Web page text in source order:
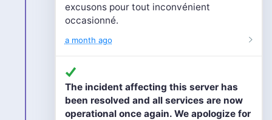
excusons pour tout inconvénient
occasionné.
a month ago
The incident affecting this server has
been resolved and all services are now
operational once again. We apologize for